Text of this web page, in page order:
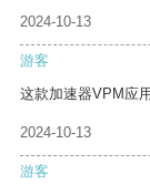
2024-10-13
游客
这款加速器VPM应
2024-10-13
游客